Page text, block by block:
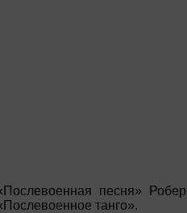
песня»
танго».